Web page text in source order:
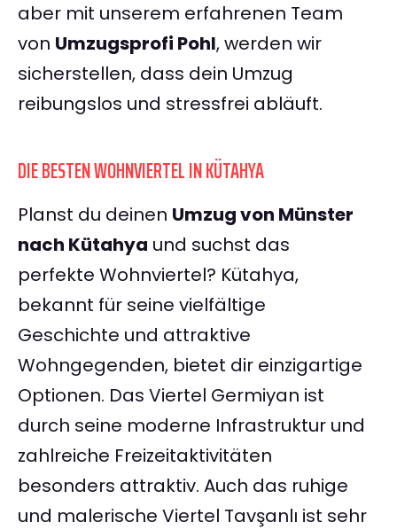
aber mit unserem erfahrenen Team
von Umzugsprofi Pohl, werden wir
sicherstellen, dass dein Umzug
reibungslos und stressfrei abläuft.
DIE BESTEN WOHNVIERTEL IN KÜTAHYA
Planst du deinen Umzug von Münster
nach Kütahya und suchst das
perfekte Wohnviertel? Kütahya,
bekannt für seine vielfältige
Geschichte und attraktive
Wohngegenden, bietet dir einzigartige
Optionen. Das Viertel Germiyan ist
durch seine moderne Infrastruktur und
zahlreiche Freizeitaktivitäten
besonders attraktiv. Auch das ruhige
und malerische Viertel Tavşanlı ist sehr